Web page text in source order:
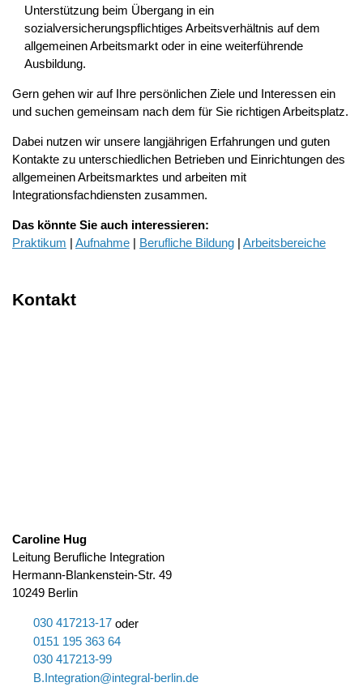
Unterstützung beim Übergang in ein
sozialversicherungspflichtiges Arbeitsverhältnis auf dem
allgemeinen Arbeitsmarkt oder in eine weiterführende
Ausbildung.
Gern gehen wir auf Ihre persönlichen Ziele und Interessen ein
und suchen gemeinsam nach dem für Sie richtigen Arbeitsplatz.
Dabei nutzen wir unsere langjährigen Erfahrungen und guten
Kontakte zu unterschiedlichen Betrieben und Einrichtungen des
allgemeinen Arbeitsmarktes und arbeiten mit
Integrationsfachdiensten zusammen.
Das könnte Sie auch interessieren:
Praktikum | Aufnahme | Berufliche Bildung | Arbeitsbereiche
Kontakt
Caroline Hug
Leitung Berufliche Integration
Hermann-Blankenstein-Str. 49
10249 Berlin
030 417213-17 oder
0151 195 363 64
030 417213-99
B.Integration@integral-berlin.de